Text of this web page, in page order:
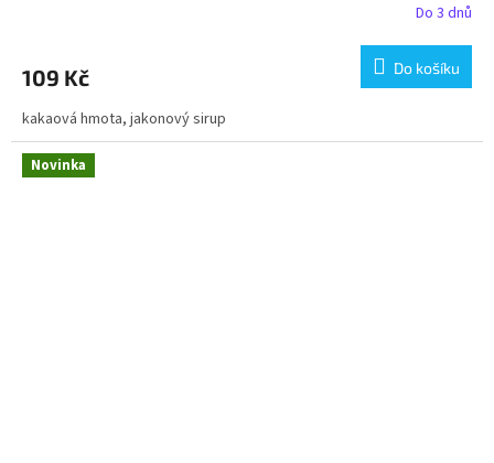
Do 3 dnů
109 Kč Do košíku
kakaová hmota, jakonový sirup
Novinka